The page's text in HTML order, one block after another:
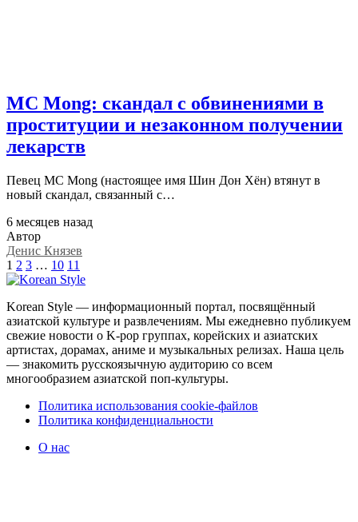
MC Mong: скандал с обвинениями в
проституции и незаконном получении
лекарств
Певец MC Mong (настоящее имя Шин Дон Хён) втянут в
новый скандал, связанный с…
6 месяцев назад
Автор
Денис Князев
1 2 3 … 10 11
Korean Style — информационный портал, посвящённый
азиатской культуре и развлечениям. Мы ежедневно публикуем
свежие новости о K-pop группах, корейских и азиатских
артистах, дорамах, аниме и музыкальных релизах. Наша цель
— знакомить русскоязычную аудиторию со всем
многообразием азиатской поп-культуры.
Политика использования cookie-файлов
Политика конфиденциальности
О нас